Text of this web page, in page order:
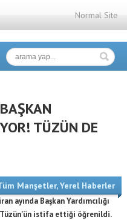
Normal Site
TÜZÜN DE
Manşetler,Yerel Haberler
ayında Başkan Yardımcılığı
istifa ettiği öğrenildi.